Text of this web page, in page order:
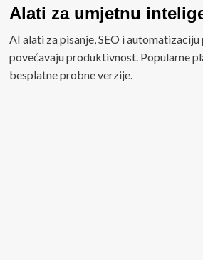
Alati za umjetnu
AI alati za pisanje, SEO i
povećavaju produktivnost. Popularne
besplatne probne verzije.